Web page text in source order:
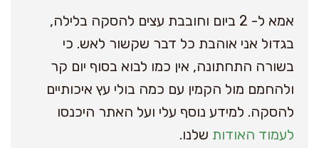
אמא ל- 2 ביום וחובבת עצים להסקה בלילה,
בגדול אני אוהבת כל דבר שקשור לאש. כי
בשורה התחתונה, אין כמו לבוא בסוף יום קר
ולהחמם מול הקמין עם כמה בולי עץ איכותיים
להסקה. למידע נוסף עלי ועל האתר היכנסו
לעמוד האודות שלנו.